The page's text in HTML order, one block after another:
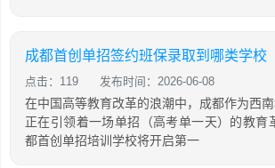
成都首创单招签约班保录取到哪类学校
点击：119 发布时间：2026-06-08
在中国高等教育改革的浪潮中，成都作为西南
正在引领着一场单招（高考单一天）的教育
都首创单招培训学校将开启第一